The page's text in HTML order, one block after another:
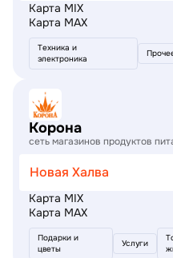
Карта MIX
Карта MAX
Техника и
электроника
Корона
сеть магазинов продуктов
Карта MIX
Карта MAX
Новая Халва
Подарки и
цветы
Услуги